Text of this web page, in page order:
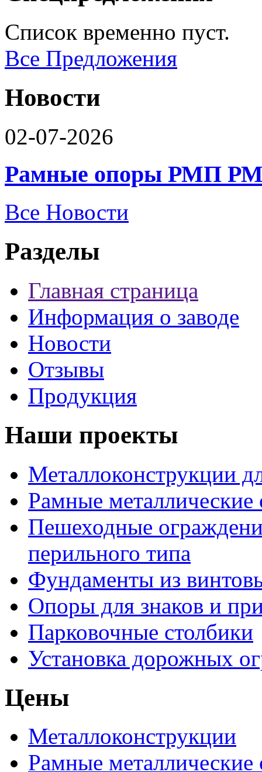
Список временно пуст.
Все Предложения
Новости
02-07-2026
Рамные опоры РМП
Все Новости
Разделы
Главная страница
Информация о заводе
Новости
Отзывы
Продукция
Наши проекты
Металлоконструкции
Рамные
Пешеходные
перильного типа
Фундаменты из
Опоры для знаков и
Парковочные столбики
Установка дорожных
Цены
Металлоконструкции
Рамные